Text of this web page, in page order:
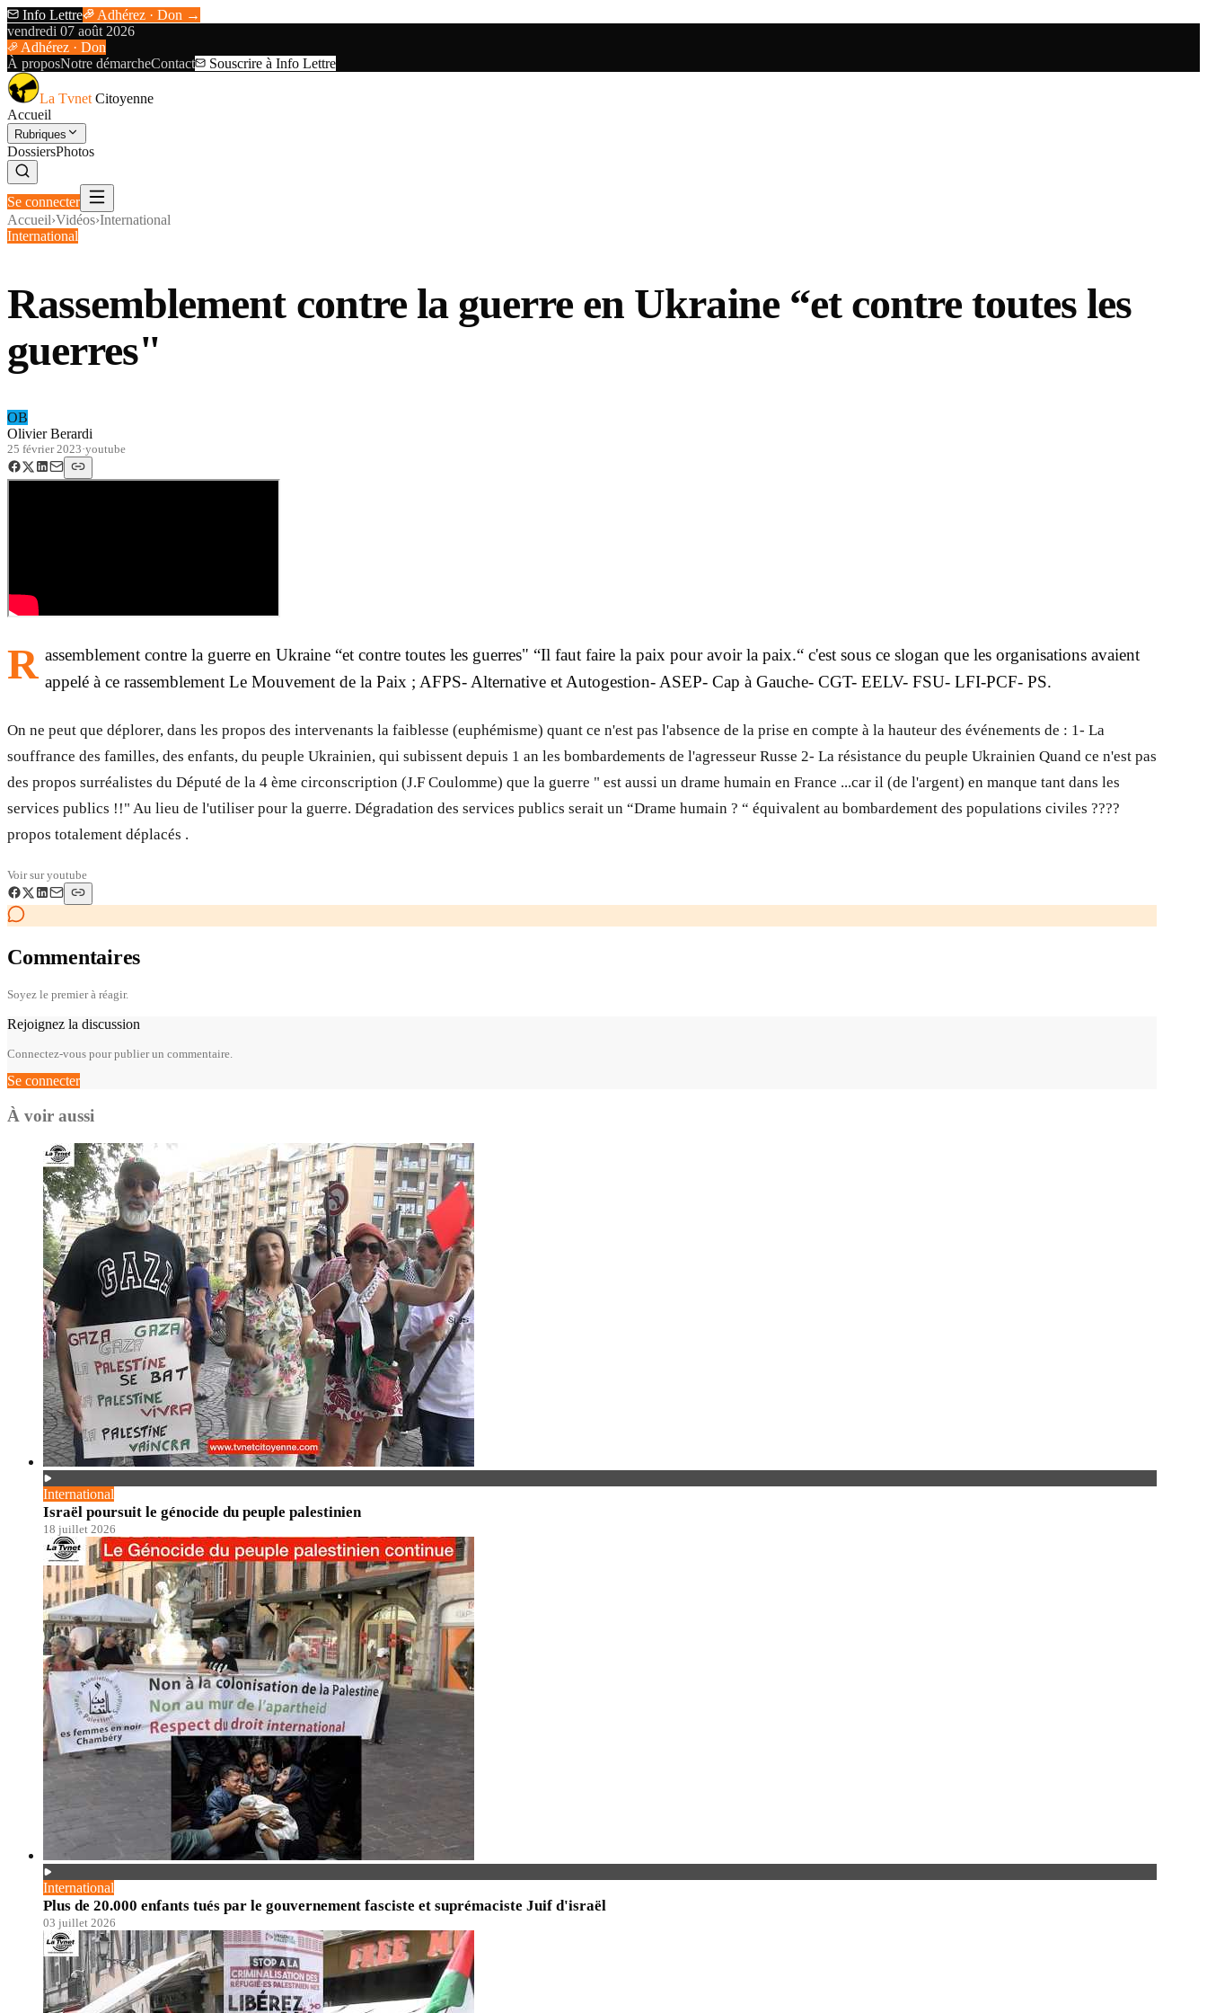
Info Lettre
Adhérez · Don →
vendredi 07 août 2026
Adhérez · Don
À proposNotre démarcheContact Souscrire à Info Lettre
La Tvnet Citoyenne
Accueil
Rubriques
DossiersPhotos
Se connecter
Accueil›Vidéos›International
International
Rassemblement contre la guerre en Ukraine “et contre toutes les
guerres"
OB
Olivier Berardi
25 février 2023·youtube
R assemblement contre la guerre en Ukraine “et contre toutes les guerres" “Il faut faire la paix pour avoir la paix.“ c'est sous ce slogan que les organisations avaient
appelé à ce rassemblement Le Mouvement de la Paix ; AFPS- Alternative et Autogestion- ASEP- Cap à Gauche- CGT- EELV- FSU- LFI-PCF- PS.
On ne peut que déplorer, dans les propos des intervenants la faiblesse (euphémisme) quant ce n'est pas l'absence de la prise en compte à la hauteur des événements de : 1- La
souffrance des familles, des enfants, du peuple Ukrainien, qui subissent depuis 1 an les bombardements de l'agresseur Russe 2- La résistance du peuple Ukrainien Quand ce n'est pas
des propos surréalistes du Député de la 4 ème circonscription (J.F Coulomme) que la guerre " est aussi un drame humain en France ...car il (de l'argent) en manque tant dans les
services publics !!" Au lieu de l'utiliser pour la guerre. Dégradation des services publics serait un “Drame humain ? “ équivalent au bombardement des populations civiles ????
propos totalement déplacés .
Voir suryoutube
Commentaires
Soyez le premier à réagir.
Rejoignez la discussion
Connectez-vous pour publier un commentaire.
Se connecter
À voir aussi
International
Israël poursuit le génocide du peuple palestinien
18 juillet 2026
International
Plus de 20.000 enfants tués par le gouvernement fasciste et suprémaciste Juif d'israël
03 juillet 2026